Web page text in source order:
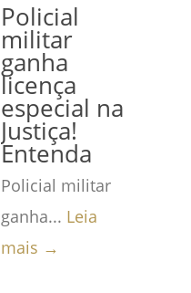
Policial
militar
ganha
licença
especial na
Justiça!
Entenda
Policial militar
ganha... Leia
mais →